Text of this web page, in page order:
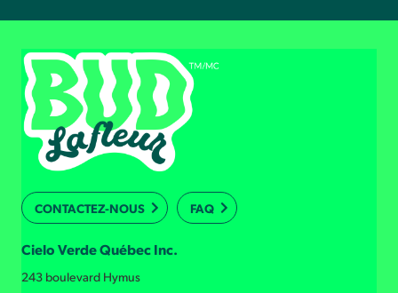
CONTACTEZ-NOUS FAQ
Cielo Verde Québec Inc.
243 boulevard Hymus